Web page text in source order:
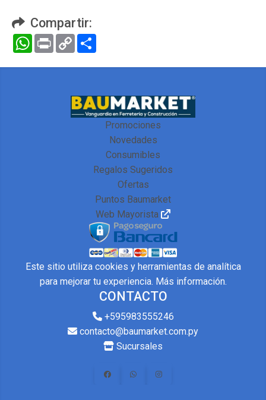
Compartir:
WhatsApp
Print Copy
Link
Promociones
Novedades
Consumibles
Regalos Sugeridos
Ofertas
Puntos Baumarket
Web Mayorista
CONTACTO
+595983555246
contacto@baumarket.com.py
Sucursales
Este sitio utiliza cookies y herramientas de analítica
para mejorar tu experiencia. Más información.